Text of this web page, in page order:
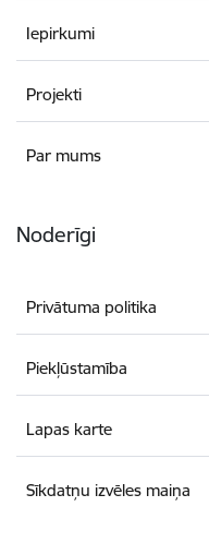
Iepirkumi
Projekti
Par mums
Noderīgi
Privātuma politika
Piekļūstamība
Lapas karte
Sīkdatņu izvēles maiņa